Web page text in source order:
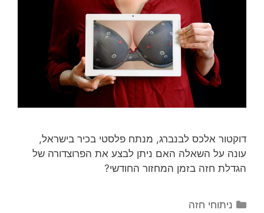
דוקטור אלכס לבנברג, מנתח פלסטי בכיר בישראל,
עונה על השאלה האם ניתן לבצע את הפרוצדורה של
הגדלת חזה בזמן המחזור החודשי?
קטגוריות
ניתוחי חזה